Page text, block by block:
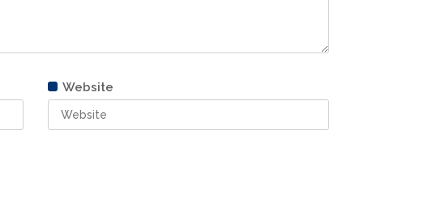
Website